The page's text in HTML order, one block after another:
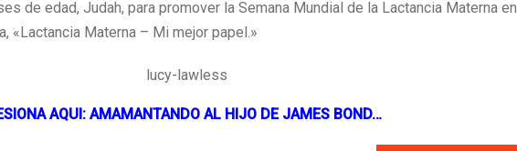
de edad, Judah, para promover la Semana Mundial de la Lactancia Materna en
«Lactancia Materna – Mi mejor papel.»
AQUI: AMAMANTANDO AL HIJO DE JAMES BOND…